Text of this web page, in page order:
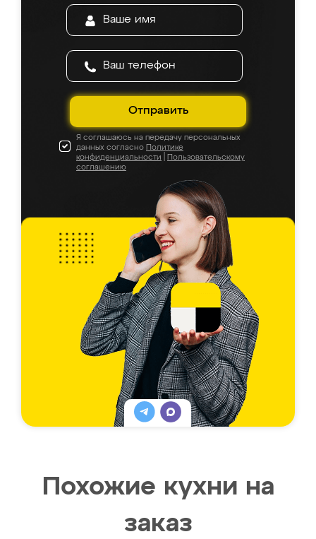
Отправить
Я соглашаюсь на передачу персональных
данных согласно Политике
конфиденциальности
Пользовательскому
соглашению
Похожие кухни на
заказ